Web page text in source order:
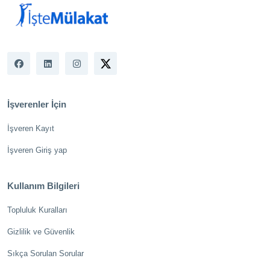
İşverenler İçin
İşveren Kayıt
İşveren Giriş yap
Kullanım Bilgileri
Topluluk Kuralları
Gizlilik ve Güvenlik
Sıkça Sorulan Sorular